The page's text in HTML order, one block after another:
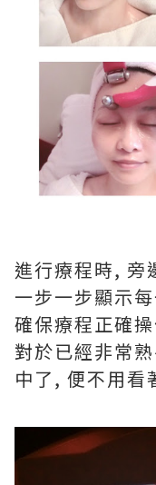
進行療程時, 旁
一步一步顯示
確保療程正確
對於已經非常
中了, 便不用看